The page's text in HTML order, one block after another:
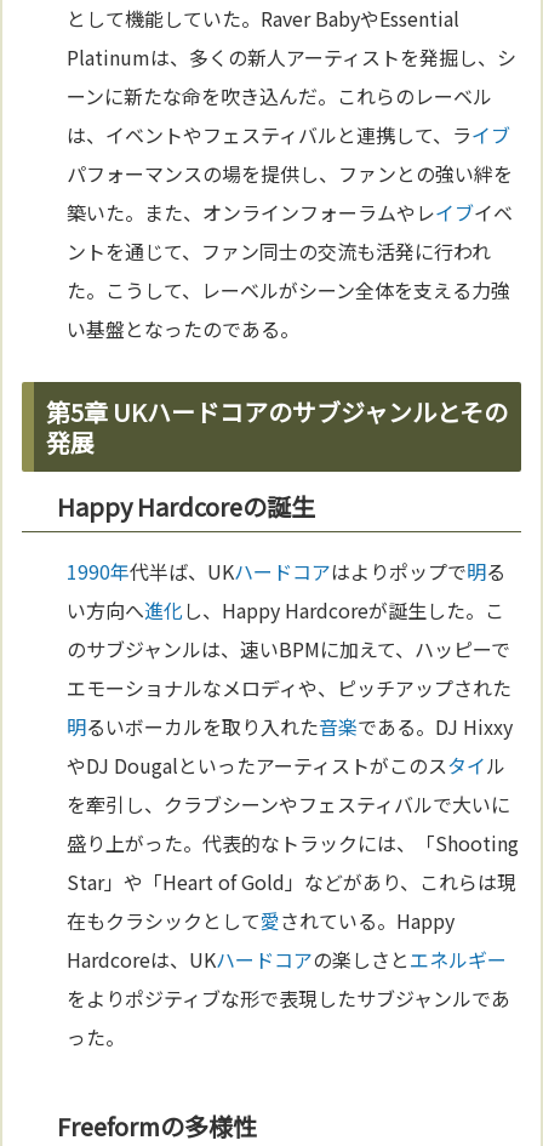
として機能していた。Raver BabyやEssential
Platinumは、多くの新人アーティストを発掘し、シ
ーンに新たな命を吹き込んだ。これらのレーベル
は、イベントやフェスティバルと連携して、ライブ
パフォーマンスの場を提供し、ファンとの強い絆を
築いた。また、オンラインフォーラムやレイブイベ
ントを通じて、ファン同士の交流も活発に行われ
た。こうして、レーベルがシーン全体を支える力強
い基盤となったのである。
第5章 UKハードコアのサブジャンルとその
発展
Happy Hardcoreの誕生
1990年代半ば、UKハードコアはよりポップで明る
い方向へ進化し、Happy Hardcoreが誕生した。こ
のサブジャンルは、速いBPMに加えて、ハッピーで
エモーショナルなメロディや、ピッチアップされた
明るいボーカルを取り入れた音楽である。DJ Hixxy
やDJ Dougalといったアーティストがこのスタイル
を牽引し、クラブシーンやフェスティバルで大いに
盛り上がった。代表的なトラックには、「Shooting
Star」や「Heart of Gold」などがあり、これらは現
在もクラシックとして愛されている。Happy
Hardcoreは、UKハードコアの楽しさとエネルギー
をよりポジティブな形で表現したサブジャンルであ
った。
Freeformの多様性